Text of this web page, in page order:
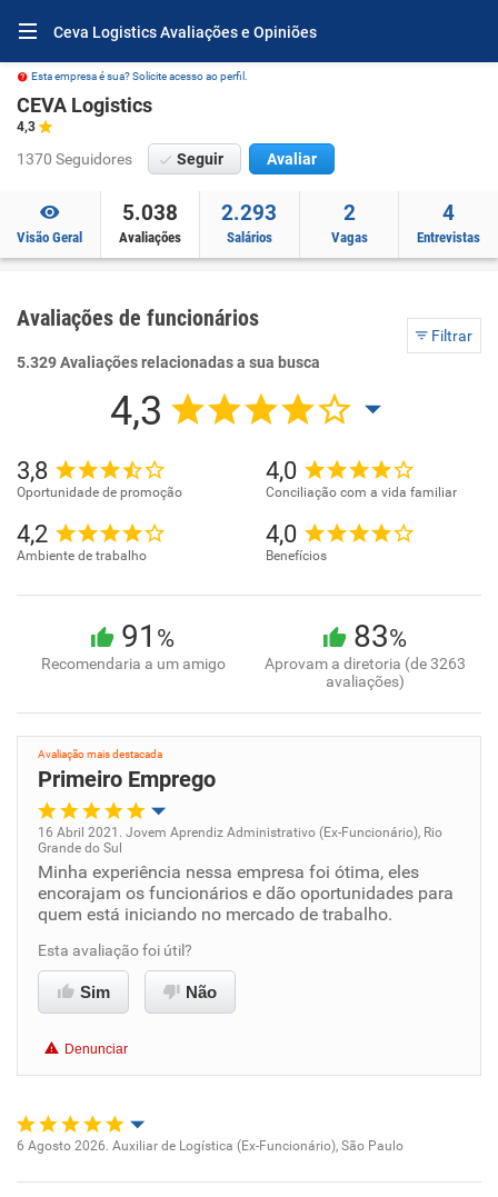
Ceva Logistics Avaliações e Opiniões
Esta empresa é sua? Solicite acesso ao perfil.
CEVA Logistics
4,3
1370 Seguidores Seguir Avaliar
Visão Geral
5.038
Avaliações
2.293
Salários
2
Vagas
4
Entrevistas
Avaliações de funcionários
Filtrar
5.329 Avaliações relacionadas a sua busca
4,3
3,8
Oportunidade de promoção
4,0
Conciliação com a vida familiar
4,2
Ambiente de trabalho
4,0
Benefícios
91 %
Recomendaria a um amigo
83%
Aprovam a diretoria (de 3263
avaliações)
Avaliação mais destacada
Primeiro Emprego
Oportunidade de promoção
Ambiente de trabalho
Conciliação com a vida familiar
Recomenda esta empresa
Recomenda a diretoria
16 Abril 2021. Jovem Aprendiz Administrativo (Ex-Funcionário), Rio
Grande do Sul
Minha experiência nessa empresa foi ótima, eles
encorajam os funcionários e dão oportunidades para
quem está iniciando no mercado de trabalho.
Esta avaliação foi útil?
Sim Não
Denunciar
6 Agosto 2026. Auxiliar de Logística (Ex-Funcionário), São Paulo